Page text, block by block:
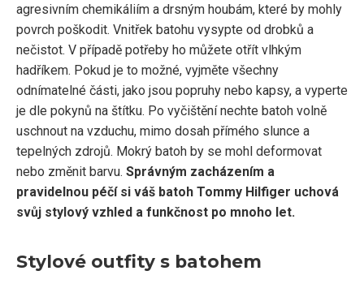
agresivním chemikáliím a drsným houbám, které by mohly
povrch poškodit. Vnitřek batohu vysypte od drobků a
nečistot. V případě potřeby ho můžete otřít vlhkým
hadříkem. Pokud je to možné, vyjměte všechny
odnímatelné části, jako jsou popruhy nebo kapsy, a vyperte
je dle pokynů na štítku. Po vyčištění nechte batoh volně
uschnout na vzduchu, mimo dosah přímého slunce a
tepelných zdrojů. Mokrý batoh by se mohl deformovat
nebo změnit barvu. Správným zacházením a
pravidelnou péčí si váš batoh Tommy Hilfiger uchová
svůj stylový vzhled a funkčnost po mnoho let.
Stylové outfity s batohem